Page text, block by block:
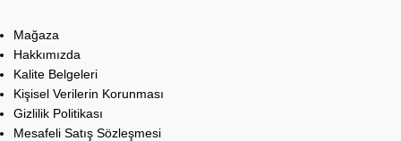
Mağaza
Hakkımızda
Kalite Belgeleri
Kişisel Verilerin Korunması
Gizlilik Politikası
Mesafeli Satış Sözleşmesi